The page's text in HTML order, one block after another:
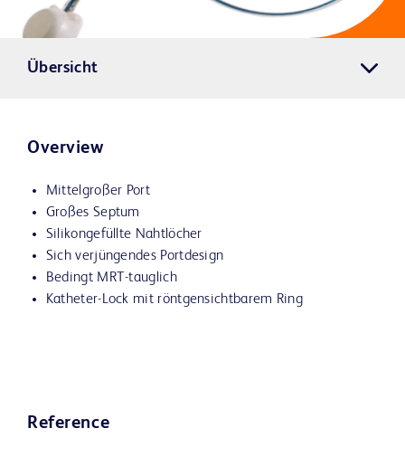
Übersicht
Overview
Mittelgroßer Port
Großes Septum
Silikongefüllte Nahtlöcher
Sich verjüngendes Portdesign
Bedingt MRT-tauglich
Katheter-Lock mit röntgensichtbarem Ring
Reference